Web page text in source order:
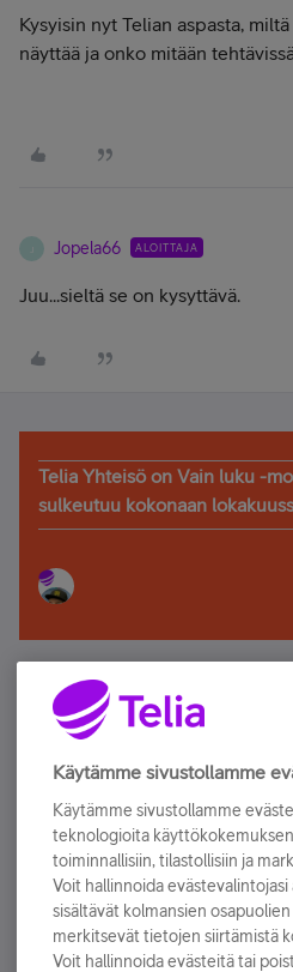
Kysyisin nyt Telian aspasta,
näyttää ja onko mitään
Jopela66 ALOITTAJA
Juu...sieltä se on kysyttävä.
Telia Yhteisö on Vain luku -
sulkeutuu kokonaan
Älä jää paitsi –
Tilaa Telian uutiskirje ja olet
sähköpostiisi.
Tilaa nyt
Käytämme sivustollamme
Käytämme sivustollamme
teknologioita
toiminnallisiin, tilastollisiin ja
Voit hallinnoida evästevalintojasi
sisältävät kolmansien
merkitsevät tietojen siirtämistä
Voit hallinnoida evästeitä tai